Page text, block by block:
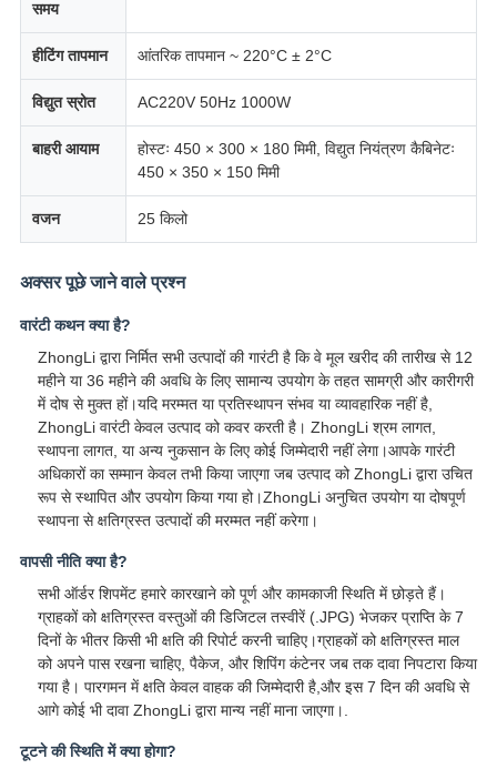
समय
हीटिंग तापमान आंतरिक तापमान ~ 220°C ± 2°C
विद्युत स्रोत AC220V 50Hz 1000W
बाहरी आयाम
होस्टः 450 × 300 × 180 मिमी, विद्युत नियंत्रण कैबिनेटः
450 × 350 × 150 मिमी
वजन 25 किलो
अक्सर पूछे जाने वाले प्रश्न
वारंटी कथन क्या है?
ZhongLi द्वारा निर्मित सभी उत्पादों की गारंटी है कि वे मूल खरीद की तारीख से 12
महीने या 36 महीने की अवधि के लिए सामान्य उपयोग के तहत सामग्री और कारीगरी
में दोष से मुक्त हों।यदि मरम्मत या प्रतिस्थापन संभव या व्यावहारिक नहीं है,
ZhongLi वारंटी केवल उत्पाद को कवर करती है। ZhongLi श्रम लागत,
स्थापना लागत, या अन्य नुकसान के लिए कोई जिम्मेदारी नहीं लेगा।आपके गारंटी
अधिकारों का सम्मान केवल तभी किया जाएगा जब उत्पाद को ZhongLi द्वारा उचित
रूप से स्थापित और उपयोग किया गया हो।ZhongLi अनुचित उपयोग या दोषपूर्ण
स्थापना से क्षतिग्रस्त उत्पादों की मरम्मत नहीं करेगा।
वापसी नीति क्या है?
सभी ऑर्डर शिपमेंट हमारे कारखाने को पूर्ण और कामकाजी स्थिति में छोड़ते हैं।
ग्राहकों को क्षतिग्रस्त वस्तुओं की डिजिटल तस्वीरें (.JPG) भेजकर प्राप्ति के 7
दिनों के भीतर किसी भी क्षति की रिपोर्ट करनी चाहिए।ग्राहकों को क्षतिग्रस्त माल
को अपने पास रखना चाहिए, पैकेज, और शिपिंग कंटेनर जब तक दावा निपटारा किया
गया है। पारगमन में क्षति केवल वाहक की जिम्मेदारी है,और इस 7 दिन की अवधि से
आगे कोई भी दावा ZhongLi द्वारा मान्य नहीं माना जाएगा।.
टूटने की स्थिति में क्या होगा?